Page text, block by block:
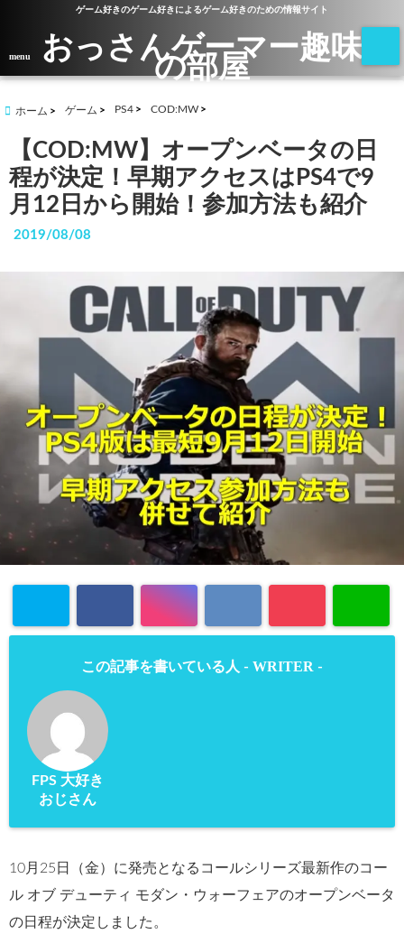
ゲーム好きのゲーム好きによるゲーム好きのための情報サイト
menu おっさんゲーマー趣味
の部屋
ホーム ゲーム PS4 COD:MW
【COD:MW】オープンベータの日
程が決定！早期アクセスはPS4で9
月12日から開始！参加方法も紹介
2019/08/08
この記事を書いている人 - WRITER -
FPS 大好き
おじさん
10月25日（金）に発売となるコールシリーズ最新作のコー
ル オブ デューティ モダン・ウォーフェアのオープンベータ
の日程が決定しました。